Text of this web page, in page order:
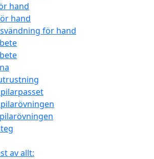
hand
hand
för hand
av allt: